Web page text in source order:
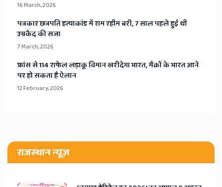
16 March, 2026
​पत्रकार छत्रपति हत्याकांड में राम रहीम बरी, 7 साल पहले हुई थी
उम्रकैद की सजा
7 March, 2026
​फ्रांस से 114 राफेल लड़ाकू विमान खरीदेगा भारत, मैक्रों के भारत आने
पर हो सकता है ऐलान
12 February, 2026
राजस्थान न्यूज़